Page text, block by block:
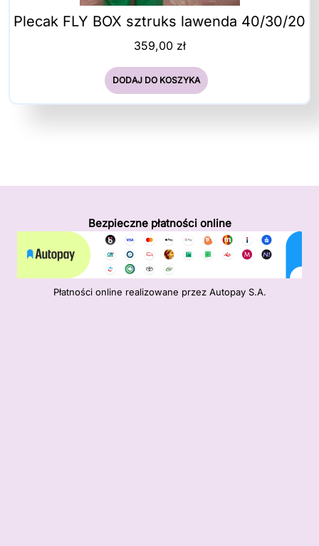
Plecak FLY BOX sztruks lawenda 40/30/20
359,00 zł
DODAJ DO KOSZYKA
Bezpieczne płatności online
Płatności online realizowane przez Autopay S.A.